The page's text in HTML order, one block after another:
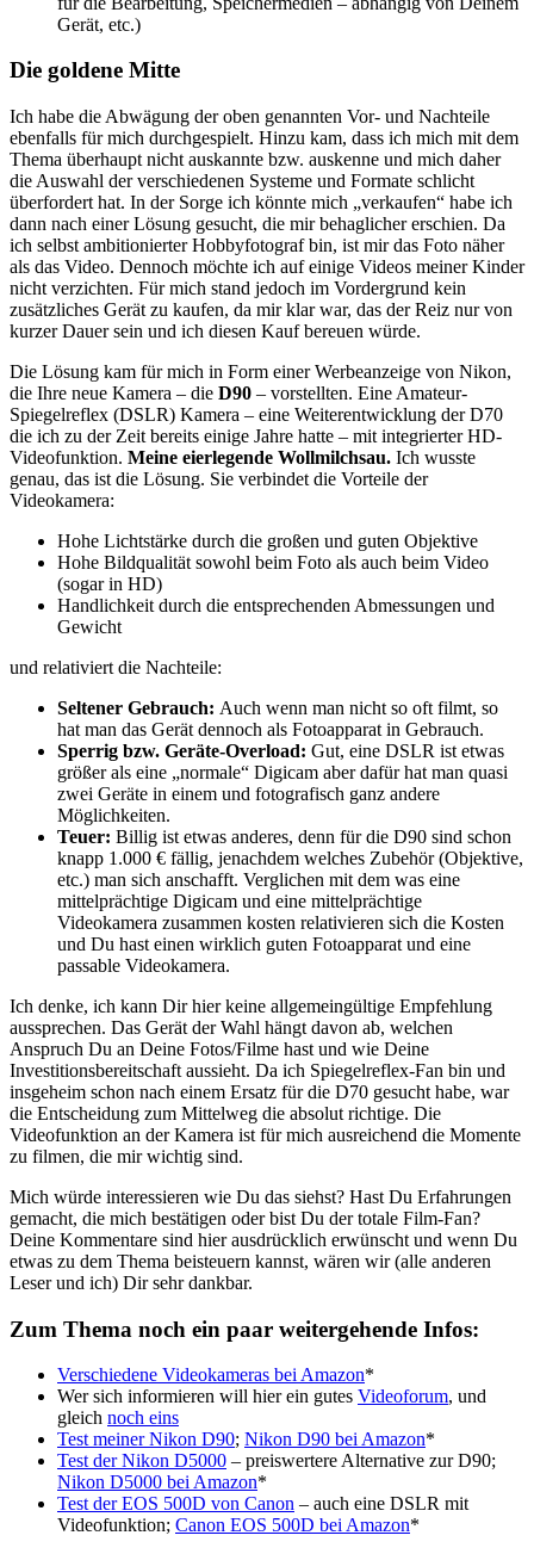
Gerät, etc.)
Die goldene Mitte
Ich habe die Abwägung der oben genannten Vor- und Nachteile
ebenfalls für mich durchgespielt. Hinzu kam, dass ich mich mit dem
Thema überhaupt nicht auskannte bzw. auskenne und mich daher
die Auswahl der verschiedenen Systeme und Formate schlicht
überfordert hat. In der Sorge ich könnte mich „verkaufen“ habe ich
dann nach einer Lösung gesucht, die mir behaglicher erschien. Da
ich selbst ambitionierter Hobbyfotograf bin, ist mir das Foto näher
als das Video. Dennoch möchte ich auf einige Videos meiner Kinder
nicht verzichten. Für mich stand jedoch im Vordergrund kein
zusätzliches Gerät zu kaufen, da mir klar war, das der Reiz nur von
kurzer Dauer sein und ich diesen Kauf bereuen würde.
Die Lösung kam für mich in Form einer Werbeanzeige von Nikon,
die Ihre neue Kamera – die D90 – vorstellten. Eine Amateur-
Spiegelreflex (DSLR) Kamera – eine Weiterentwicklung der D70
die ich zu der Zeit bereits einige Jahre hatte – mit integrierter HD-
Videofunktion. Meine eierlegende Wollmilchsau. Ich wusste
genau, das ist die Lösung. Sie verbindet die Vorteile der
Videokamera:
Hohe Lichtstärke durch die großen und guten Objektive
Hohe Bildqualität sowohl beim Foto als auch beim Video
(sogar in HD)
Handlichkeit durch die entsprechenden Abmessungen und
Gewicht
und relativiert die Nachteile:
Seltener Gebrauch: Auch wenn man nicht so oft filmt, so
hat man das Gerät dennoch als Fotoapparat in Gebrauch.
Sperrig bzw. Geräte-Overload: Gut, eine DSLR ist etwas
größer als eine „normale“ Digicam aber dafür hat man quasi
zwei Geräte in einem und fotografisch ganz andere
Möglichkeiten.
Teuer: Billig ist etwas anderes, denn für die D90 sind schon
knapp 1.000 € fällig, jenachdem welches Zubehör (Objektive,
etc.) man sich anschafft. Verglichen mit dem was eine
mittelprächtige Digicam und eine mittelprächtige
Videokamera zusammen kosten relativieren sich die Kosten
und Du hast einen wirklich guten Fotoapparat und eine
passable Videokamera.
Ich denke, ich kann Dir hier keine allgemeingültige Empfehlung
aussprechen. Das Gerät der Wahl hängt davon ab, welchen
Anspruch Du an Deine Fotos/Filme hast und wie Deine
Investitionsbereitschaft aussieht. Da ich Spiegelreflex-Fan bin und
insgeheim schon nach einem Ersatz für die D70 gesucht habe, war
die Entscheidung zum Mittelweg die absolut richtige. Die
Videofunktion an der Kamera ist für mich ausreichend die Momente
zu filmen, die mir wichtig sind.
Mich würde interessieren wie Du das siehst? Hast Du Erfahrungen
gemacht, die mich bestätigen oder bist Du der totale Film-Fan?
Deine Kommentare sind hier ausdrücklich erwünscht und wenn Du
etwas zu dem Thema beisteuern kannst, wären wir (alle anderen
Leser und ich) Dir sehr dankbar.
Zum Thema noch ein paar weitergehende Infos:
Verschiedene Videokameras bei Amazon*
Wer sich informieren will hier ein gutes Videoforum, und
gleich noch eins
Test meiner Nikon D90; Nikon D90 bei Amazon*
Test der Nikon D5000 – preiswertere Alternative zur D90;
Nikon D5000 bei Amazon*
Test der EOS 500D von Canon – auch eine DSLR mit
Videofunktion; Canon EOS 500D bei Amazon*